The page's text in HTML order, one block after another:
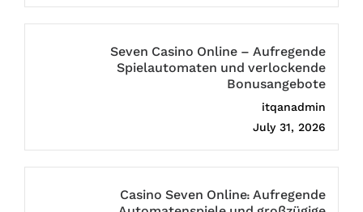
Seven Casino Online – Aufregende
Spielautomaten und verlockende
Bonusangebote
itqanadmin
July 31, 2026
Casino Seven Online: Aufregende